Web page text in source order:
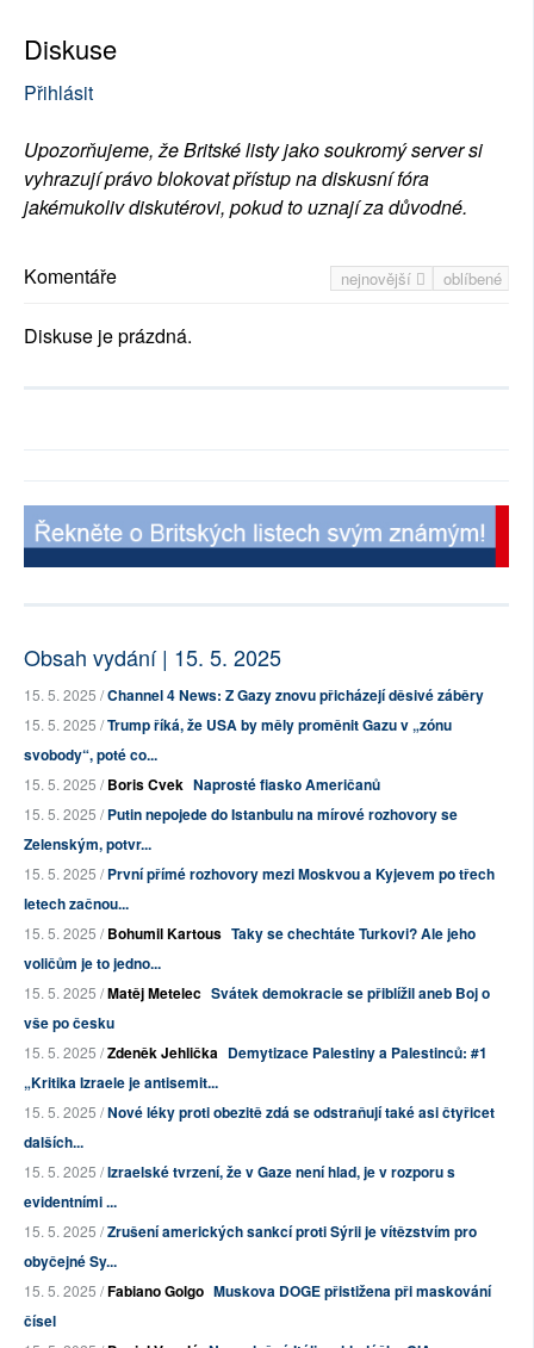
Diskuse
Přihlásit
Upozorňujeme, že Britské listy jako soukromý server si
vyhrazují právo blokovat přístup na diskusní fóra
jakémukoliv diskutérovi, pokud to uznají za důvodné.
nejnovější oblíbené
Komentáře
Diskuse je prázdná.
Obsah vydání | 15. 5. 2025
15. 5. 2025 /Channel 4 News: Z Gazy znovu přicházejí děsivé záběry
15. 5. 2025 /Trump říká, že USA by měly proměnit Gazu v „zónu
svobody“, poté co...
15. 5. 2025 /Boris Cvek Naprosté fiasko Američanů
15. 5. 2025 /Putin nepojede do Istanbulu na mírové rozhovory se
Zelenským, potvr...
15. 5. 2025 /První přímé rozhovory mezi Moskvou a Kyjevem po třech
letech začnou...
15. 5. 2025 /Bohumil Kartous Taky se chechtáte Turkovi? Ale jeho
voličům je to jedno...
15. 5. 2025 /Matěj Metelec Svátek demokracie se přiblížil aneb Boj o
vše po česku
15. 5. 2025 /Zdeněk Jehlička Demytizace Palestiny a Palestinců: #1
„Kritika Izraele je antisemit...
15. 5. 2025 /Nové léky proti obezitě zdá se odstraňují také asi čtyřicet
dalších...
15. 5. 2025 /Izraelské tvrzení, že v Gaze není hlad, je v rozporu s
evidentními ...
15. 5. 2025 /Zrušení amerických sankcí proti Sýrii je vítězstvím pro
obyčejné Sy...
15. 5. 2025 /Fabiano Golgo Muskova DOGE přistižena při maskování
čísel